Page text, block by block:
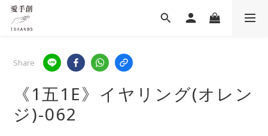
Share
《1五1E》イヤリング(オレン
ジ)-062